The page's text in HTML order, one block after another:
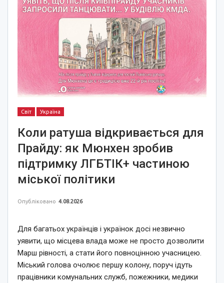
Світ Україна
Коли ратуша відкривається для
Прайду: як Мюнхен зробив
підтримку ЛГБТІК+ частиною
міської політики
Опубліковано 4.08.2026
Для багатьох українців і українок досі незвично
уявити, що місцева влада може не просто дозволити
Марш рівності, а стати його повноцінною учасницею.
Міський голова очолює першу колону, поруч ідуть
працівники комунальних служб, пожежники, медики